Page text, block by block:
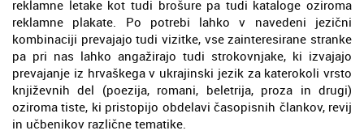
reklamne letake kot tudi brošure pa tudi kataloge oziroma
reklamne plakate. Po potrebi lahko v navedeni jezični
kombinaciji prevajajo tudi vizitke, vse zainteresirane stranke
pa pri nas lahko angažirajo tudi strokovnjake, ki izvajajo
prevajanje iz hrvaškega v ukrajinski jezik za katerokoli vrsto
književnih del (poezija, romani, beletrija, proza in drugi)
oziroma tiste, ki pristopijo obdelavi časopisnih člankov, revij
in učbenikov različne tematike.